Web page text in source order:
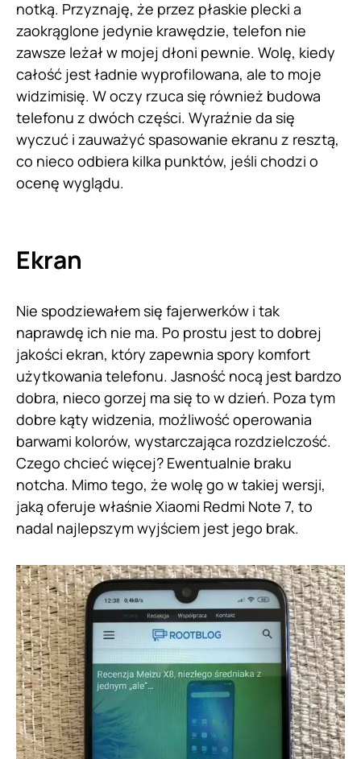
notką. Przyznaję, że przez płaskie plecki a
zaokrąglone jedynie krawędzie, telefon nie
zawsze leżał w mojej dłoni pewnie. Wolę, kiedy
całość jest ładnie wyprofilowana, ale to moje
widzimisię. W oczy rzuca się również budowa
telefonu z dwóch części. Wyraźnie da się
wyczuć i zauważyć spasowanie ekranu z resztą,
co nieco odbiera kilka punktów, jeśli chodzi o
ocenę wyglądu.
Ekran
Nie spodziewałem się fajerwerków i tak
naprawdę ich nie ma. Po prostu jest to dobrej
jakości ekran, który zapewnia spory komfort
użytkowania telefonu. Jasność nocą jest bardzo
dobra, nieco gorzej ma się to w dzień. Poza tym
dobre kąty widzenia, możliwość operowania
barwami kolorów, wystarczająca rozdzielczość.
Czego chcieć więcej? Ewentualnie braku
notcha. Mimo tego, że wolę go w takiej wersji,
jaką oferuje właśnie Xiaomi Redmi Note 7, to
nadal najlepszym wyjściem jest jego brak.